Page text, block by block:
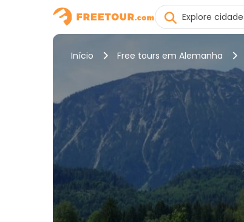
Início Free tours em Alemanha